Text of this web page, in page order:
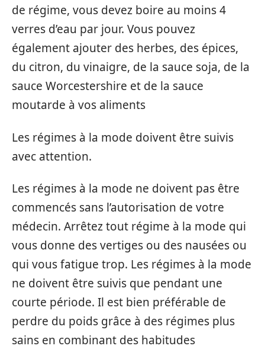
de régime, vous devez boire au moins 4
verres d’eau par jour. Vous pouvez
également ajouter des herbes, des épices,
du citron, du vinaigre, de la sauce soja, de la
sauce Worcestershire et de la sauce
moutarde à vos aliments
Les régimes à la mode doivent être suivis
avec attention.
Les régimes à la mode ne doivent pas être
commencés sans l’autorisation de votre
médecin. Arrêtez tout régime à la mode qui
vous donne des vertiges ou des nausées ou
qui vous fatigue trop. Les régimes à la mode
ne doivent être suivis que pendant une
courte période. Il est bien préférable de
perdre du poids grâce à des régimes plus
sains en combinant des habitudes